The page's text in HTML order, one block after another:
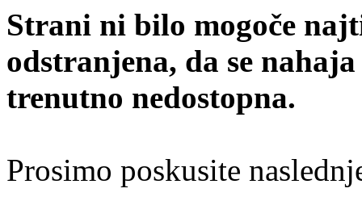
Strani ni bilo mogoče
odstranjena, da se
trenutno nedostopna.
Prosimo poskusite